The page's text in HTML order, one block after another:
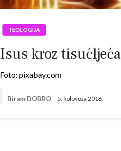
TEOLOGIJA
Isus kroz tisućljeća
Foto: pixabay.com
Biram DOBRO 5. kolovoza 2018.